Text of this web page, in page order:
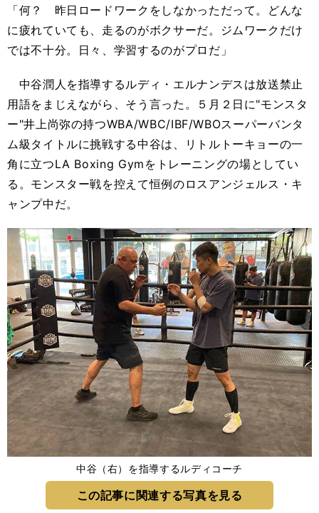
「何？ 昨日ロードワークをしなかっただって。どんな
に疲れていても、走るのがボクサーだ。ジムワークだけ
では不十分。日々、学習するのがプロだ」
中谷潤人を指導するルディ・エルナンデスは放送禁止
用語をまじえながら、そう言った。５月２日に"モンスタ
ー"井上尚弥の持つWBA/WBC/IBF/WBOスーパーバンタ
ム級タイトルに挑戦する中谷は、リトルトーキョーの一
角に立つLA Boxing Gymをトレーニングの場としてい
る。モンスター戦を控えて恒例のロスアンジェルス・キ
ャンプ中だ。
中谷（右）を指導するルディコーチ
この記事に関連する写真を見る